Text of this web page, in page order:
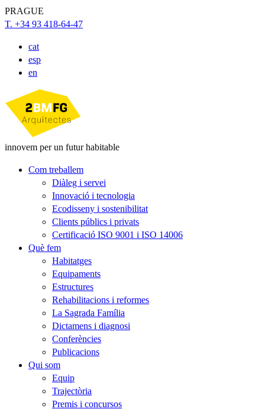
PRAGUE
T. +34 93 418-64-47
cat
esp
en
innovem per un futur habitable
Com treballem
Diàleg i servei
Innovació i tecnologia
Ecodisseny i sostenibilitat
Clients públics i privats
Certificació ISO 9001 i ISO 14006
Què fem
Habitatges
Equipaments
Estructures
Rehabilitacions i reformes
La Sagrada Família
Dictamens i diagnosi
Conferències
Publicacions
Qui som
Equip
Trajectòria
Premis i concursos